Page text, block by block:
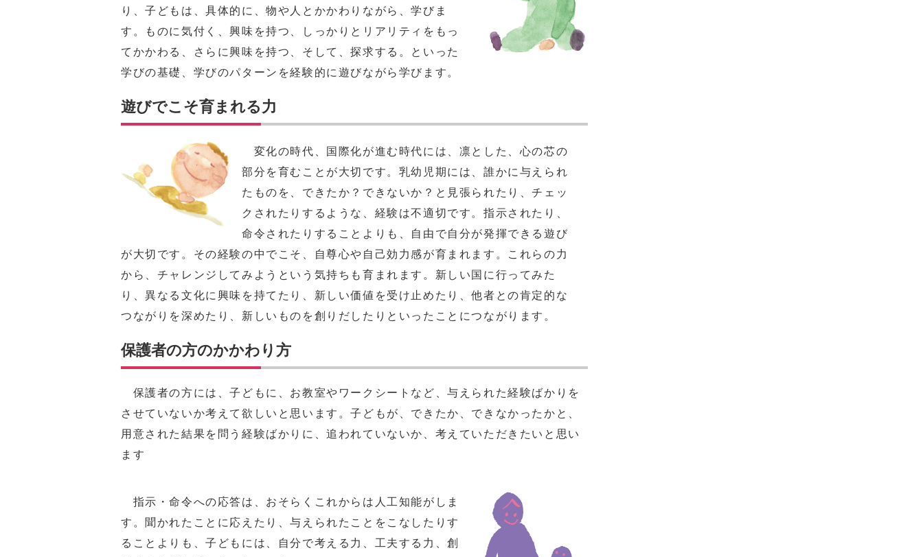
り、子どもは、具体的に、物や人とかかわりながら、学びま
す。ものに気付く、興味を持つ、しっかりとリアリティをもっ
てかかわる、さらに興味を持つ、そして、探求する。といった
学びの基礎、学びのパターンを経験的に遊びながら学びます。
遊びでこそ育まれる力
変化の時代、国際化が進む時代には、凛とした、心の芯の
部分を育むことが大切です。乳幼児期には、誰かに与えられ
たものを、できたか？できないか？と見張られたり、チェッ
クされたりするような、経験は不適切です。指示されたり、
命令されたりすることよりも、自由で自分が発揮できる遊び
が大切です。その経験の中でこそ、自尊心や自己効力感が育まれます。これらの力
から、チャレンジしてみようという気持ちも育まれます。新しい国に行ってみた
り、異なる文化に興味を持てたり、新しい価値を受け止めたり、他者との肯定的な
つながりを深めたり、新しいものを創りだしたりといったことにつながります。
保護者の方のかかわり方
保護者の方には、子どもに、お教室やワークシートなど、与えられた経験ばかりを
させていないか考えて欲しいと思います。子どもが、できたか、できなかったかと、
用意された結果を問う経験ばかりに、追われていないか、考えていただきたいと思い
ます
指示・命令への応答は、おそらくこれからは人工知能がしま
す。聞かれたことに応えたり、与えられたことをこなしたりす
ることよりも、子どもには、自分で考える力、工夫する力、創